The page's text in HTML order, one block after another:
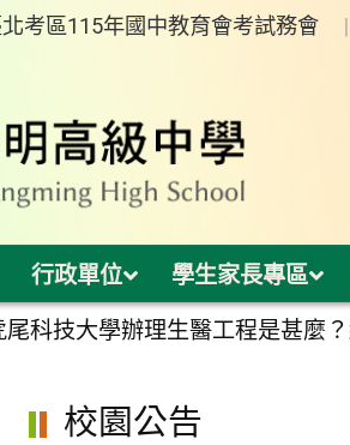
考區115年國中教育會考試務會
行政單位 學生家長專區
尾科技大學辦理生醫工程是甚麼
校園公告